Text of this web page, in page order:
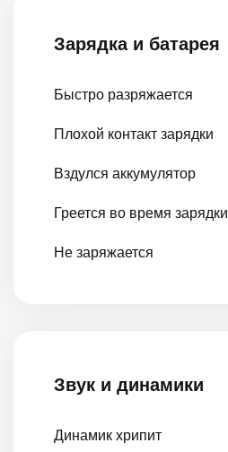
Зарядка и батарея
Быстро разряжается
Плохой контакт зарядки
Вздулся аккумулятор
Греется во время зарядки
Не заряжается
Звук и динамики
Динамик хрипит